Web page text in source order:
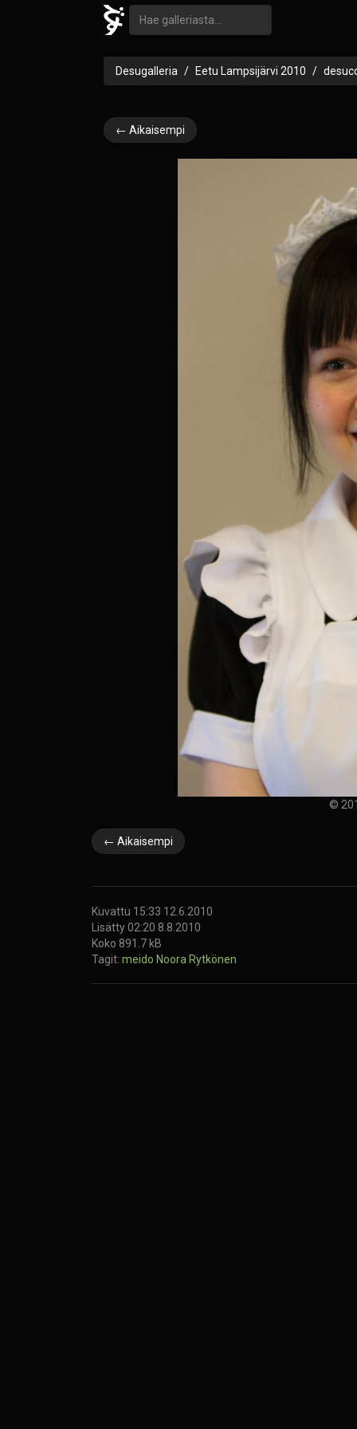
Desugalleria Eetu Lampsijärvi 2010
← Aikaisempi
©
← Aikaisempi
Kuvattu 15:33 12.6.2010
Lisätty 02:20 8.8.2010
Koko 891.7 kB
Tagit: meido Noora Rytkönen